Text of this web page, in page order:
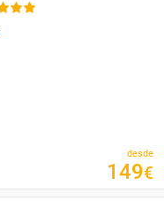
desde
149€